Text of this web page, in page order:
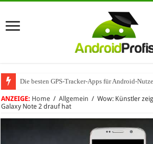
Die besten GPS-Tracker-Apps für Android-
Umhängeband fürs Handy: Warum das praktisch
ANZEIGE: Home / Allgemein / Wow: Künstler
Galaxy Note 2 drauf hat